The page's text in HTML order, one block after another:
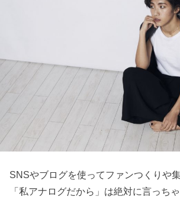
SNSやブログを使ってファンつくりや
「私アナログだから」は絶対に言っち